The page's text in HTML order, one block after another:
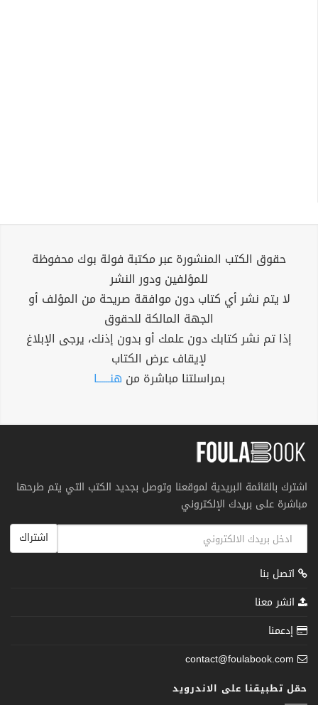
حقوق الكتب المنشورة عبر مكتبة فولة بوك محفوظة
للمؤلفين ودور النشر
لا يتم نشر أي كتاب دون موافقة صريحة من المؤلف أو
الجهة المالكة للحقوق
إذا تم نشر كتابك دون علمك أو بدون إذنك، يرجى الإبلاغ
لإيقاف عرض الكتاب
بمراسلتنا مباشرة من هنــــــا
اشترك بالقائمة البريدية لموقعنا وتوصل بجديد الكتب التي يتم طرحها
مباشرة على بريدك الإلكتروني
اشتراك
اتصل بنا
انشر معنا
إدعمنا
contact@foulabook.com
حمّل تطبيقنا على الاندرويد